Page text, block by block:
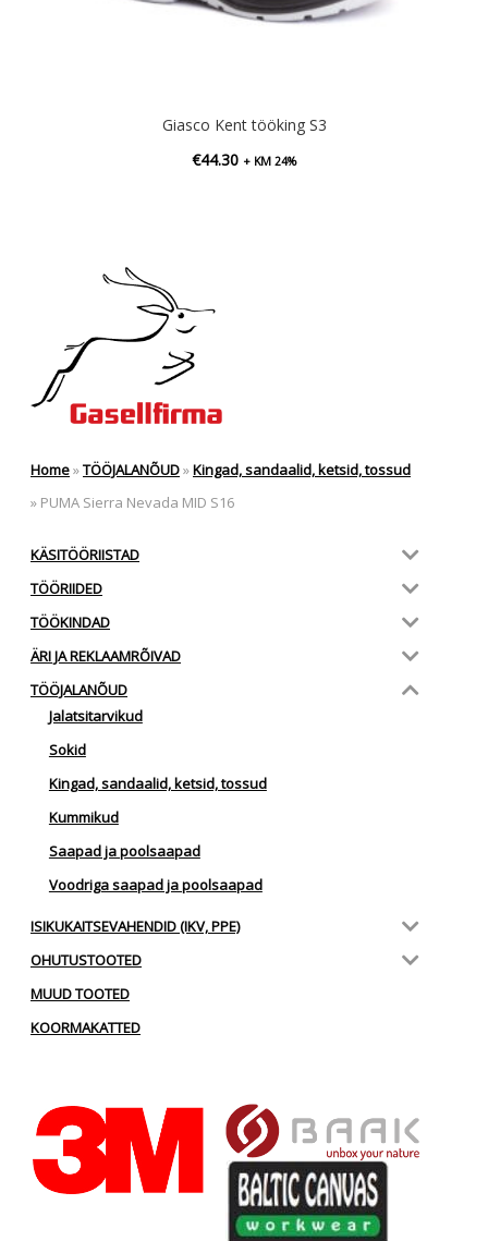
Giasco Kent tööking S3
€44.30 + KM 24%
Home»TÖÖJALANÕUD»Kingad, sandaalid, ketsid, tossud
» PUMA Sierra Nevada MID S16
KÄSITÖÖRIISTAD
TÖÖRIIDED
TÖÖKINDAD
ÄRI JA REKLAAMRÕIVAD
TÖÖJALANÕUD
Jalatsitarvikud
Sokid
Kingad, sandaalid, ketsid, tossud
Kummikud
Saapad ja poolsaapad
Voodriga saapad ja poolsaapad
ISIKUKAITSEVAHENDID (IKV, PPE)
OHUTUSTOOTED
MUUD TOOTED
KOORMAKATTED